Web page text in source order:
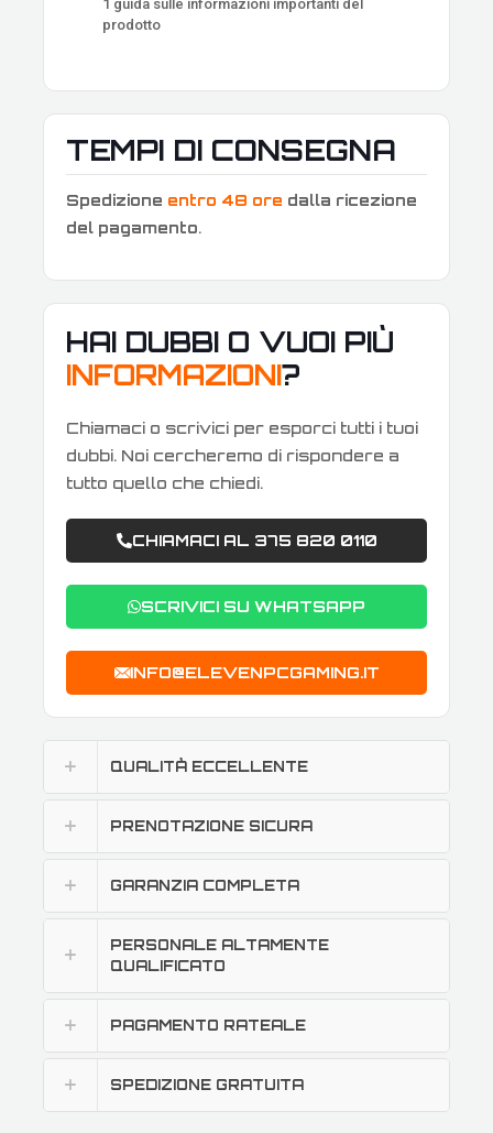
1 guida sulle informazioni importanti del
prodotto
TEMPI DI CONSEGNA
Spedizione entro 48 ore dalla ricezione
del pagamento.
HAI DUBBI O VUOI PIÙ
INFORMAZIONI?
Chiamaci o scrivici per esporci tutti i tuoi
dubbi. Noi cercheremo di rispondere a
tutto quello che chiedi.
CHIAMACI AL 375 820 0110
SCRIVICI SU WHATSAPP
INFO@ELEVENPCGAMING.IT
QUALITÀ ECCELLENTE
PRENOTAZIONE SICURA
GARANZIA COMPLETA
PERSONALE ALTAMENTE
QUALIFICATO
PAGAMENTO RATEALE
SPEDIZIONE GRATUITA